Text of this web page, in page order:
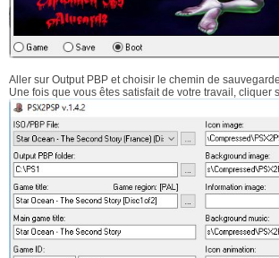
Aller sur Output PBP et choisir le chemin de
Une fois que vous êtes satisfait de votre travail, cliquer